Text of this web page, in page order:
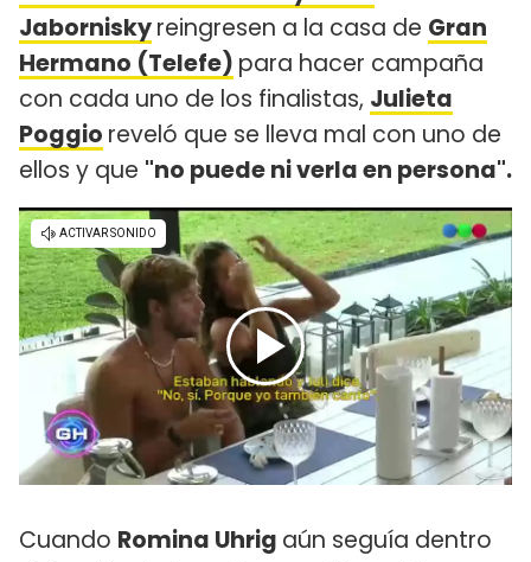
Jaborniskyreingresen a la casa de Gran
Hermano (Telefe) para hacer campaña
con cada uno de los finalistas, Julieta
Poggio reveló que se lleva mal con uno de
ellos y que "no puede ni verla en persona".
Cuando Romina Uhrig aún seguía dentro